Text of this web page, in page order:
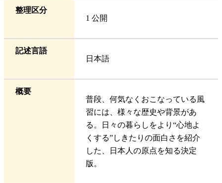
整理区分
1 公開
記述言語
日本語
概要
普段、何気なくおこなっている風
習には、様々な歴史や背景があ
る。日々の暮らしをより“心地よ
くする”しきたりの面白さを紹介
した、日本人の原点を知る決定
版。